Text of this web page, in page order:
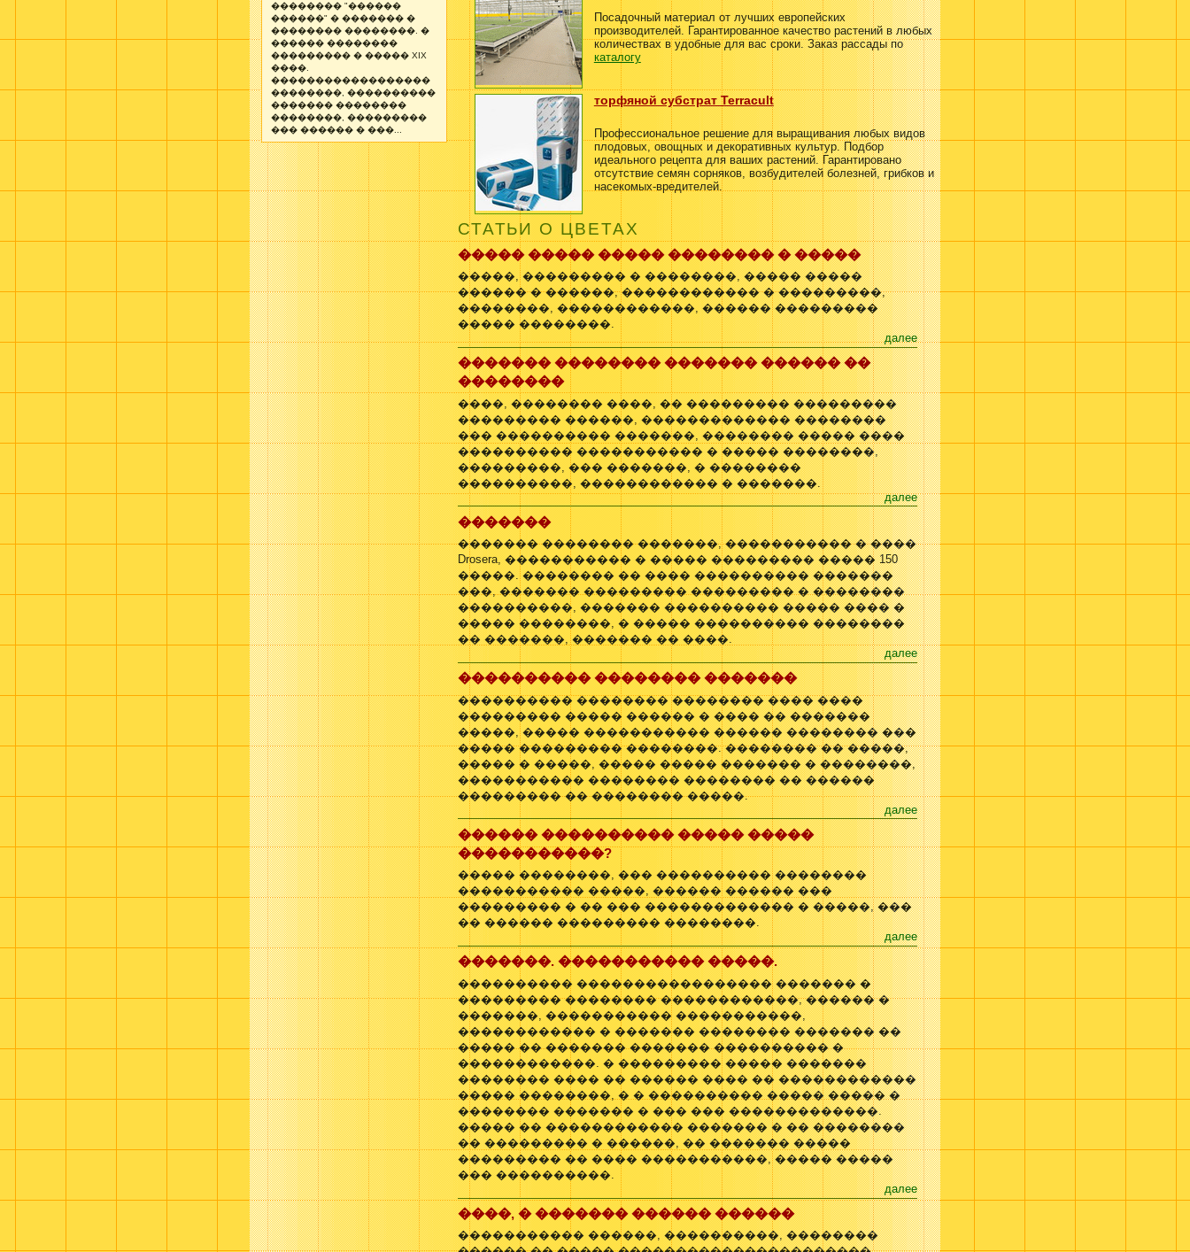
�������� "������
������" � ������� �
�������� ��������. �
������ ��������
��������� � ����� XIX
����.
������������������
��������, ����������
������� ��������
��������, ���������
��� ������ � ���...
Посадочный материал от лучших европейских
производителей. Гарантированное качество растений в любых
количествах в удобные для вас сроки. Заказ рассады по
каталогу
торфяной субстрат Terracult
Профессиональное решение для выращивания любых видов
плодовых, овощных и декоративных культур. Подбор
идеального рецепта для ваших растений. Гарантировано
отсутствие семян сорняков, возбудителей болезней, грибков и
насекомых-вредителей.
СТАТЬИ О ЦВЕТАХ
����� ����� ����� �������� � �����
�����, ��������� � ��������, ����� �����
������ � ������, ������������ � ���������,
��������, ������������, ������ ���������
����� ��������.
далее
������� �������� ������� ������ ��
��������
����, �������� ����, �� ��������� ���������
��������� ������, ������������� ��������
��� ���������� �������, �������� ����� ����
���������� ����������� � ����� ��������,
���������, ��� �������, � ��������
����������, ������������ � �������.
далее
�������
������� �������� �������, ����������� � ����
Drosera, ����������� � ����� ��������� ����� 150
�����. �������� �� ���� ���������� �������
���, ������� ��������� ��������� � ��������
����������, ������� ���������� ����� ���� �
����� ��������, � ����� ���������� ��������
�� �������, ������� �� ����.
далее
���������� �������� �������
���������� �������� �������� ���� ����
��������� ����� ������ � ���� �� �������
�����, ����� ����������� ������ �������� ���
����� ��������� ��������. �������� �� �����,
����� � �����, ����� ����� ������� � ��������,
����������� �������� �������� �� ������
��������� �� �������� �����.
далее
������ ���������� ����� �����
�����������?
����� ��������, ��� ���������� ��������
����������� �����, ������ ������ ���
��������� � �� ��� ������������� � �����, ���
�� ������ ��������� ��������.
далее
�������. ����������� �����.
���������� ����������������� ������� �
��������� �������� ������������, ������ �
�������, ����������� �����������,
������������ � ������� �������� ������� ��
����� �� ������� ������� ���������� �
������������. � ��������� ����� �������
�������� ���� �� ������ ���� �� ������������
����� ��������, � � ���������� ����� ����� �
�������� ������� � ��� ��� �������������.
����� �� ������������ ������� � �� ��������
�� ��������� � ������, �� ������� �����
��������� �� ���� �����������, ����� �����
��� ����������.
далее
����, � ������� ������ ������
����������� ������, ����������, ��������